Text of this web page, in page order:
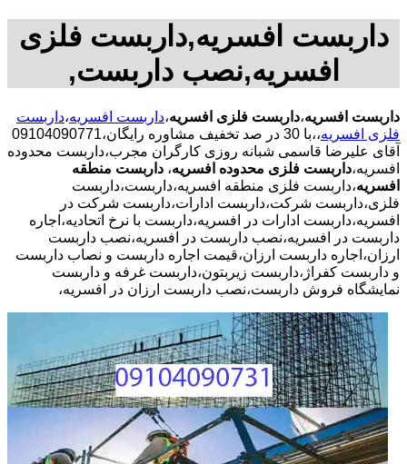
داربست افسریه,داربست فلزی
افسریه,نصب داربست,
داربست افسریه،داربست فلزی افسریه،داربست افسریه،داربست
فلزی افسریه
،،با 30 در صد تخفیف مشاوره رایگان،09104090771
آقای علیرضا قاسمی شبانه روزی کارگران مجرب،داربست محدوده
افسریه،داربست فلزی محدوده افسریه، داربست منطقه
افسریه،داربست فلزی منطقه افسریه،داربست،داربست
فلزی،داربست شرکت،داربست ادارات،داربست شرکت در
افسریه،داربست ادارات در افسریه،داربست با نرخ اتحادیه،اجاره
داربست در افسریه،نصب داربست در افسریه،نصب داربست
ارزان،اجاره داربست ارزان،قیمت اجاره داربست و نصاب داربست
و داربست کفراژ،داربست زیربتون،داربست غرفه و داربست
نمایشگاه فروش داربست،نصب داربست ارزان در افسریه،